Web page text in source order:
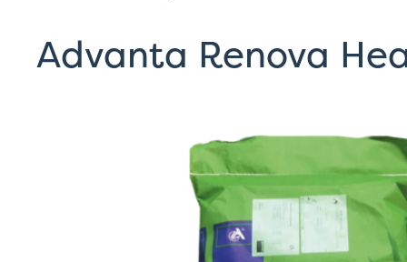
Advanta Renova